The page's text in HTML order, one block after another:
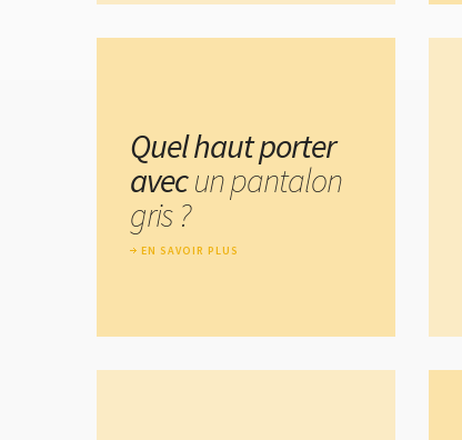
Quel haut porter
avecun pantalon
gris ?
EN SAVOIR PLUS